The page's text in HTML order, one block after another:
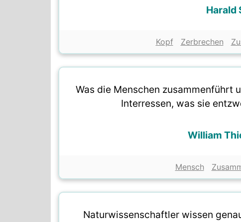
Harald
Kopf Zerbrechen
Was die Menschen zusammenführt
Interressen, was sie
William
Mensch
Naturwissenschaftler wissen